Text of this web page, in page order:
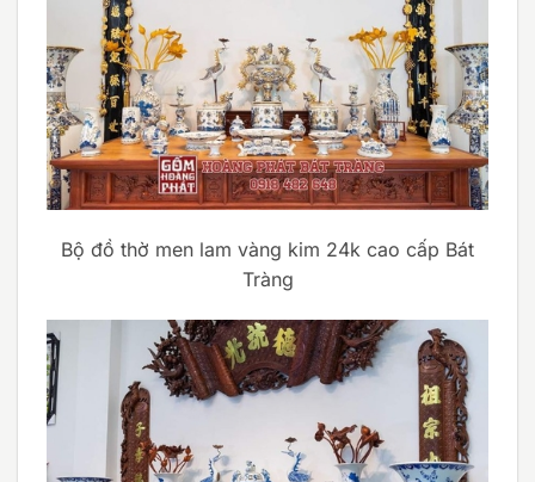
Bộ đồ thờ men lam vàng kim 24k cao cấp Bát
Tràng